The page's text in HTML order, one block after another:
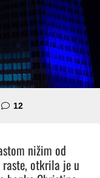
12komentara
nižim od
otkrila je u